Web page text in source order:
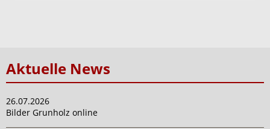
Aktuelle News
26.07.2026
Bilder Grunholz online